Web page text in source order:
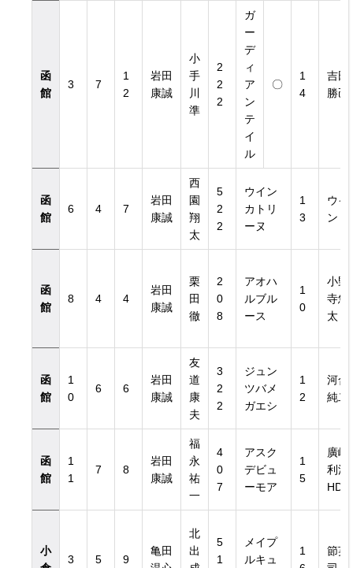
函
館
3 7
1
2
岩田
康誠
小
手
川
準
2
2
2
ガ
ー
デ
ィ
ア
ン
テ
イ
ル
〇
1
4
吉田
勝己
函
館
6 4 7
岩田
康誠
西
園
翔
太
5
2
2
ウイン
カトリ
ーヌ
1
3
ウイ
ン
函
館
8 4 4
岩田
康誠
栗
田
徹
2
0
8
アオハ
ルブル
ース
1
0
小野
寺悠
太
函
館
1
0
6 6
岩田
康誠
友
道
康
夫
3
2
2
ジュン
ツバメ
ガエシ
1
2
河合
純二
函
館
1
1
7 8
岩田
康誠
福
永
祐
一
4
0
7
アスク
デビュ
ーモア
1
5
廣崎
利洋
HD
小
3 5 9
亀田
北
出
5
1
メイプ
ルキュ
1
節英